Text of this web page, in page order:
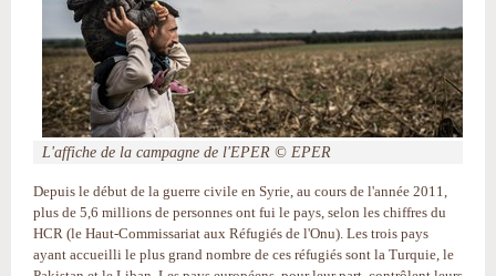
L'affiche de la campagne de l'EPER © EPER
Depuis le début de la guerre civile en Syrie, au cours de l'année 2011,
plus de 5,6 millions de personnes ont fui le pays, selon les chiffres du
HCR (le Haut-Commissariat aux Réfugiés de l'Onu). Les trois pays
ayant accueilli le plus grand nombre de ces réfugiés sont la Turquie, le